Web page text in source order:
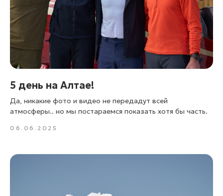
5 день на Алтае!
Да, никакие фото и видео не передадут всей
атмосферы.. но мы постараемся показать хотя бы часть.
06.06.2025